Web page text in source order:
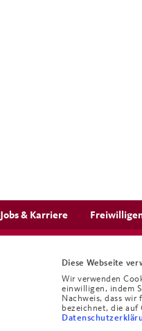
Diese Webseite
Wir verwenden
einwilligen, indem
Nachweis, dass wir
bezeichnet, die auf
Jobs & Karriere